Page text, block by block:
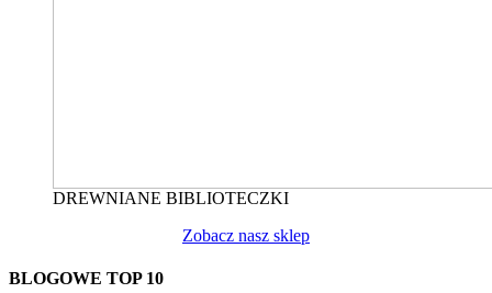
DREWNIANE BIBLIOTECZKI
Zobacz nasz sklep
BLOGOWE TOP 10